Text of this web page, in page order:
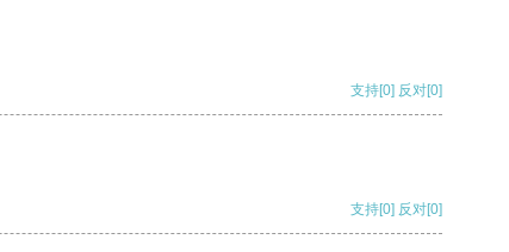
支持[0] 反对[0]
支持[0] 反对[0]